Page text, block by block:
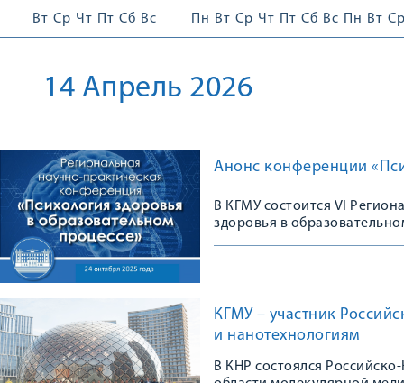
Вт Ср Чт Пт Сб Вс
Пн Вт Ср Чт Пт Сб Вс Пн Вт Ср
14 Апрель 2026
Анонс конференции
В КГМУ состоится VI
здоровья в
КГМУ – участник
и нанотехнологиям
В КНР состоялся